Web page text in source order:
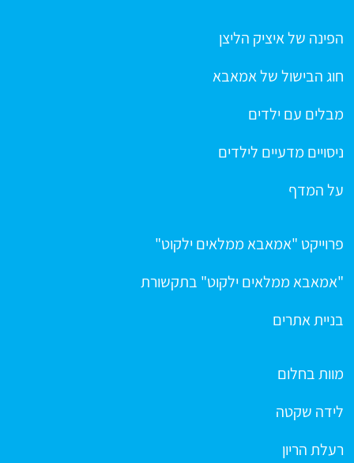
הפינה של איציק הליצן
חוג הבישול של אמאבא
מבלים עם ילדים
ניסויים מדעיים לילדים
על המדף
פרוייקט "אמאבא ממלאים ילקוט"
"אמאבא ממלאים ילקוט" בתקשורת
בניית אתרים
מוות בחלום
לידה שקטה
רעלת הריון